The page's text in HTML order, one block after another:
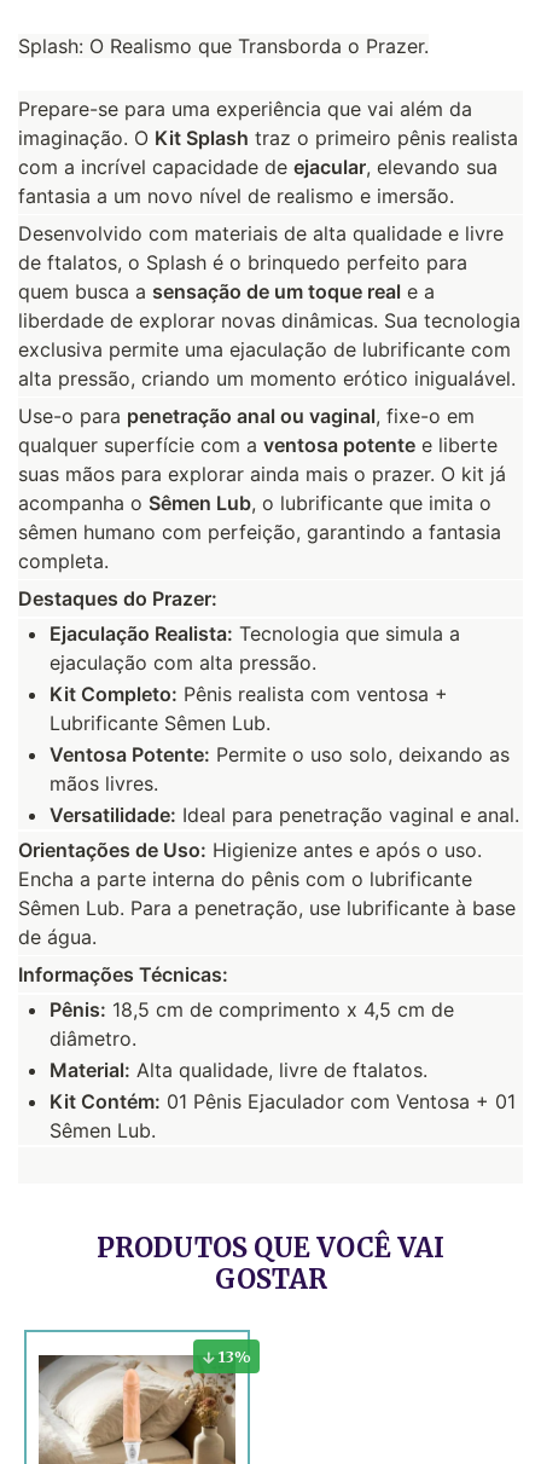
Splash: O Realismo que Transborda o Prazer.
Prepare-se para uma experiência que vai além da
imaginação. O Kit Splash traz o primeiro pênis realista
com a incrível capacidade de ejacular, elevando sua
fantasia a um novo nível de realismo e imersão.
Desenvolvido com materiais de alta qualidade e livre
de ftalatos, o Splash é o brinquedo perfeito para
quem busca a sensação de um toque real e a
liberdade de explorar novas dinâmicas. Sua tecnologia
exclusiva permite uma ejaculação de lubrificante com
alta pressão, criando um momento erótico inigualável.
Use-o para penetração anal ou vaginal, fixe-o em
qualquer superfície com a ventosa potente e liberte
suas mãos para explorar ainda mais o prazer. O kit já
acompanha o Sêmen Lub, o lubrificante que imita o
sêmen humano com perfeição, garantindo a fantasia
completa.
Destaques do Prazer:
Ejaculação Realista: Tecnologia que simula a
ejaculação com alta pressão.
Kit Completo: Pênis realista com ventosa +
Lubrificante Sêmen Lub.
Ventosa Potente: Permite o uso solo, deixando as
mãos livres.
Versatilidade: Ideal para penetração vaginal e anal.
Orientações de Uso: Higienize antes e após o uso.
Encha a parte interna do pênis com o lubrificante
Sêmen Lub. Para a penetração, use lubrificante à base
de água.
Informações Técnicas:
Pênis: 18,5 cm de comprimento x 4,5 cm de
diâmetro.
Material: Alta qualidade, livre de ftalatos.
Kit Contém: 01 Pênis Ejaculador com Ventosa + 01
Sêmen Lub.
PRODUTOS QUE VOCÊ VAI
GOSTAR
13%